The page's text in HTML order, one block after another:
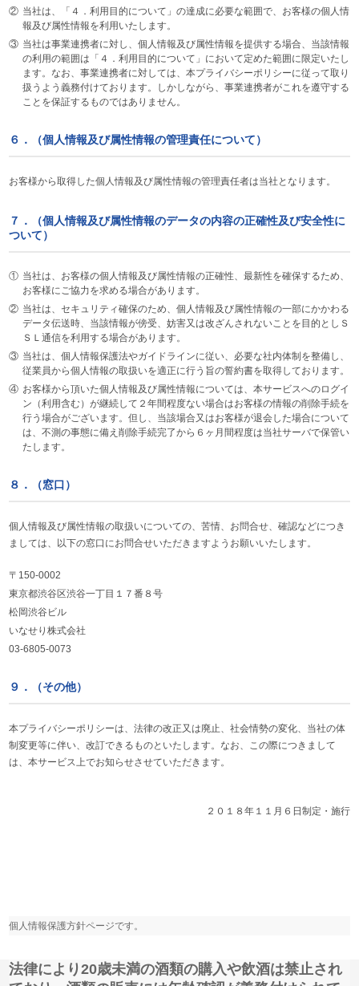
② 当社は、「４．利用目的について」の達成に必要な範囲で、お客様の個人情
報及び属性情報を利用いたします。
③ 当社は事業連携者に対し、個人情報及び属性情報を提供する場合、当該情報
の利用の範囲は「４．利用目的について」において定めた範囲に限定いたし
ます。なお、事業連携者に対しては、本プライバシーポリシーに従って取り
扱うよう義務付けております。しかしながら、事業連携者がこれを遵守する
ことを保証するものではありません。
６．（個人情報及び属性情報の管理責任について）
お客様から取得した個人情報及び属性情報の管理責任者は当社となります。
７．（個人情報及び属性情報のデータの内容の正確性及び安全性に
ついて）
① 当社は、お客様の個人情報及び属性情報の正確性、最新性を確保するため、
お客様にご協力を求める場合があります。
② 当社は、セキュリティ確保のため、個人情報及び属性情報の一部にかかわる
データ伝送時、当該情報が傍受、妨害又は改ざんされないことを目的としＳ
ＳＬ通信を利用する場合があります。
③ 当社は、個人情報保護法やガイドラインに従い、必要な社内体制を整備し、
従業員から個人情報の取扱いを適正に行う旨の誓約書を取得しております。
④ お客様から頂いた個人情報及び属性情報については、本サービスへのログイ
ン（利用含む）が継続して２年間程度ない場合はお客様の情報の削除手続を
行う場合がございます。但し、当該場合又はお客様が退会した場合について
は、不測の事態に備え削除手続完了から６ヶ月間程度は当社サーバで保管い
たします。
８．（窓口）
個人情報及び属性情報の取扱いについての、苦情、お問合せ、確認などにつき
ましては、以下の窓口にお問合せいただきますようお願いいたします。
〒150-0002
東京都渋谷区渋谷一丁目１７番８号
松岡渋谷ビル
いなせり株式会社
03-6805-0073
９．（その他）
本プライバシーポリシーは、法律の改正又は廃止、社会情勢の変化、当社の体
制変更等に伴い、改訂できるものといたします。なお、この際につきまして
は、本サービス上でお知らせさせていただきます。
２０１８年１１月６日制定・施行
個人情報保護方針ページです。
法律により20歳未満の酒類の購入や飲酒は禁止され